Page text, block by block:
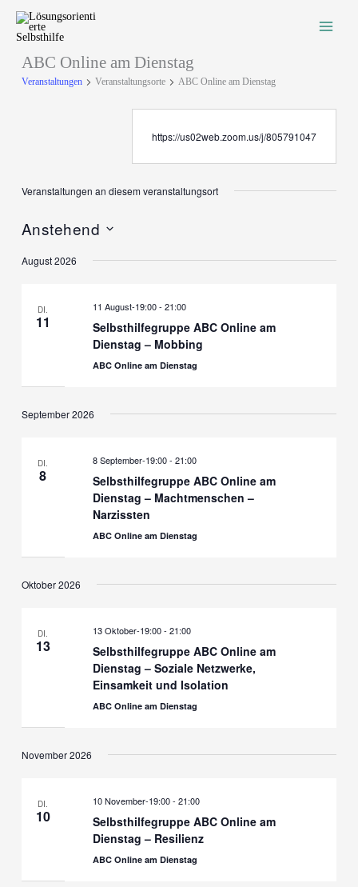
Inhalt
springen
ABC Online am Dienstag
Veranstaltungen Veranstaltungsorte ABC Online am Dienstag
https://us02web.zoom.us/j/805791047
Veranstaltungen an diesem veranstaltungsort
Anstehend
wählen.
August 2026
DI.
11
11 August-19:00- 21:00
Selbsthilfegruppe ABC Online am
Dienstag – Mobbing
ABC Online am Dienstag
September 2026
DI.
8
8 September-19:00- 21:00
Selbsthilfegruppe ABC Online am
Dienstag – Machtmenschen –
Narzissten
ABC Online am Dienstag
Oktober 2026
DI.
13
13 Oktober-19:00- 21:00
Selbsthilfegruppe ABC Online am
Dienstag – Soziale Netzwerke,
Einsamkeit und Isolation
ABC Online am Dienstag
November 2026
DI.
10
10 November-19:00- 21:00
Selbsthilfegruppe ABC Online am
Dienstag – Resilienz
ABC Online am Dienstag